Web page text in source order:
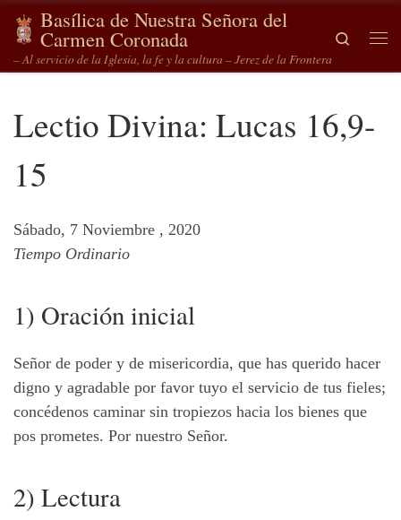
Saltar al contenido
Basílica de Nuestra Señora del
Carmen Coronada
– Al servicio de la Iglesia, la fe y la cultura – Jerez de la Frontera
Search
Lectio Divina: Lucas 16,9-
15
Sábado, 7 Noviembre , 2020
Tiempo Ordinario
1) Oración inicial
Señor de poder y de misericordia, que has querido hacer
digno y agradable por favor tuyo el servicio de tus fieles;
concédenos caminar sin tropiezos hacia los bienes que
pos prometes. Por nuestro Señor.
2) Lectura